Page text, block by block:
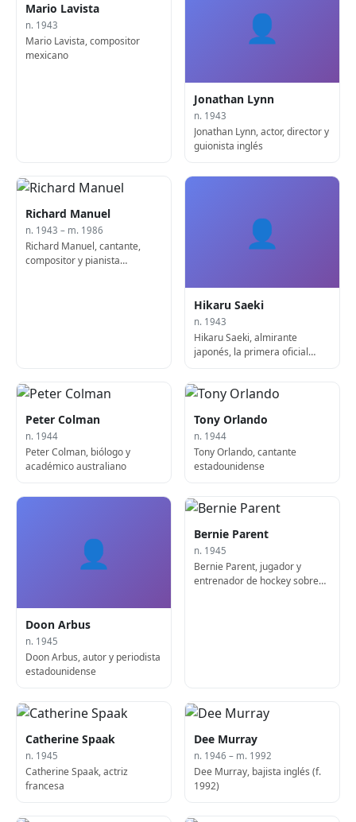
Mario Lavista
n. 1943
Mario Lavista, compositor
mexicano
👤
Jonathan Lynn
n. 1943
Jonathan Lynn, actor, director y
guionista inglés
Richard Manuel
n. 1943 – m. 1986
Richard Manuel, cantante,
compositor y pianista
👤
Hikaru Saeki
n. 1943
Hikaru Saeki, almirante
japonés, la primera oficial
Japón
Peter Colman
n. 1944
Peter Colman, biólogo y
académico australiano
Tony Orlando
n. 1944
Tony Orlando, cantante
estadounidense
👤
Doon Arbus
n. 1945
Doon Arbus, autor y periodista
estadounidense
Bernie Parent
n. 1945
Bernie Parent, jugador y
entrenador de hockey sobre
Catherine Spaak
n. 1945
Catherine Spaak, actriz
francesa
Dee Murray
n. 1946 – m. 1992
Dee Murray, bajista inglés (f.
1992)